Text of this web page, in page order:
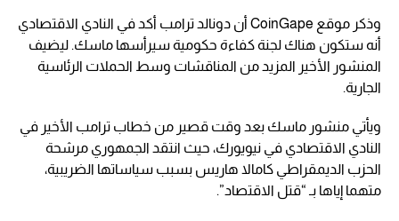
وذكر موقع CoinGape أن دونالد ترامب أكد في النادي الاقتصادي
أنه ستكون هناك لجنة كفاءة حكومية سيرأسها ماسك. ليضيف
المنشور الأخير المزيد من المناقشات وسط الحملات الرئاسية
الجارية.
ويأتي منشور ماسك بعد وقت قصير من خطاب ترامب الأخير في
النادي الاقتصادي في نيويورك، حيث انتقد الجمهوري مرشحة
الحزب الديمقراطي كامالا هاريس بسبب سياساتها الضريبية،
متهما إياها بـ “قتل الاقتصاد”.